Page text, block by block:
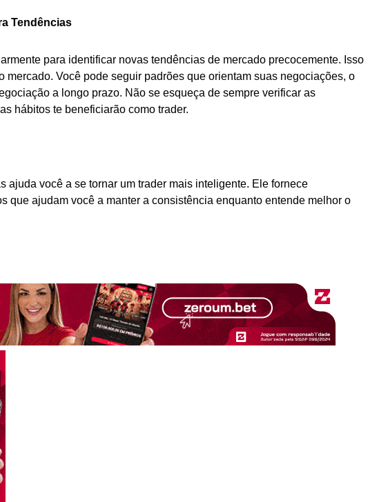
Tendências
para identificar novas tendências de mercado precocemente. Isso
mercado. Você pode seguir padrões que orientam suas negociações, o
a longo prazo. Não se esqueça de sempre verificar as
hábitos te beneficiarão como trader.
ajuda você a se tornar um trader mais inteligente. Ele fornece
que ajudam você a manter a consistência enquanto entende melhor o